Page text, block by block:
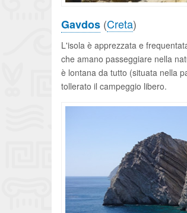
Gavdos (Creta)
L'isola è apprezzata e
che amano passeggiare nella
è lontana da tutto (situata nella
tollerato il campeggio libero.